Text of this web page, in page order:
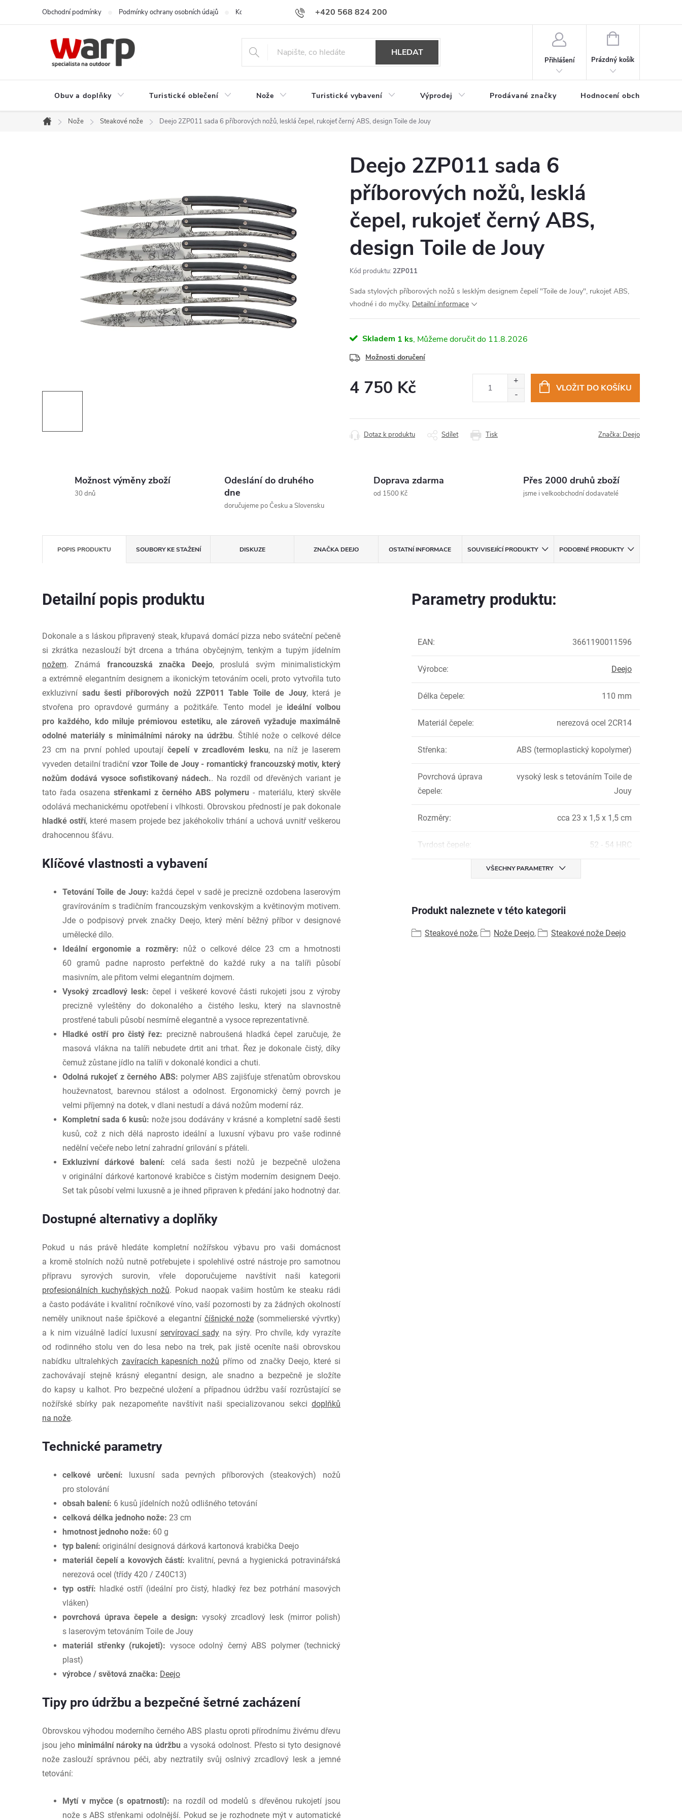
+420 568 824 200
Obchodní podmínky Podmínky ochrany osobních údajů Kontakty Doprava a platba Hodnocení obchodu
HLEDAT
Přihlášení
NÁKUPNÍ
Prázdný košík
Obuv a doplňky Turistické oblečení Nože Turistické vybavení Výprodej Prodávané značky Hodnocení obchodu
Domů
Nože Steakové nože Deejo 2ZP011 sada 6 příborových nožů, lesklá čepel, rukojeť černý ABS, design Toile de Jouy
Deejo 2ZP011 sada 6
příborových nožů, lesklá
čepel, rukojeť černý ABS,
design Toile de Jouy
Kód produktu: 2ZP011
Sada stylových příborových nožů s lesklým designem čepelí "Toile de Jouy", rukojeť ABS,
vhodné i do myčky. Detailní informace
Skladem 1 ks 11.8.2026
Možnosti doručení
4 750 Kč VLOŽIT DO KOŠÍKU
Tisk
Dotaz k produktu Sdílet Značka: Deejo
Možnost výměny zboží
30 dnů
Odeslání do druhého
dne
doručujeme po Česku a Slovensku
Doprava zdarma
od 1500 Kč
Přes 2000 druhů zboží
jsme i velkoobchodní dodavatelé
POPIS PRODUKTU SOUBORY KE STAŽENÍ DISKUZE ZNAČKADEEJO OSTATNÍ INFORMACE SOUVISEJÍCÍ PRODUKTY PODOBNÉ PRODUKTY
Detailní popis produktu
Dokonale a s láskou připravený steak, křupavá domácí pizza nebo sváteční pečeně
si zkrátka nezaslouží být drcena a trhána obyčejným, tenkým a tupým jídelním
nožem. Známá francouzská značka Deejo, proslulá svým minimalistickým
a extrémně elegantním designem a ikonickým tetováním oceli, proto vytvořila tuto
exkluzivní sadu šesti příborových nožů 2ZP011 Table Toile de Jouy, která je
stvořena pro opravdové gurmány a požitkáře. Tento model je ideální volbou
pro každého, kdo miluje prémiovou estetiku, ale zároveň vyžaduje maximálně
odolné materiály s minimálními nároky na údržbu. Štíhlé nože o celkové délce
23 cm na první pohled upoutajíčepelí v zrcadlovém lesku, na níž je laserem
vyveden detailní tradiční vzor Toile de Jouy - romantický francouzský motiv, který
nožům dodává vysoce sofistikovaný nádech.. Na rozdíl od dřevěných variant je
tato řada osazena střenkami z černého ABS polymeru - materiálu, který skvěle
odolává mechanickému opotřebení i vlhkosti. Obrovskou předností je pak dokonale
hladké ostří, které masem projede bez jakéhokoliv trhání a uchová uvnitř veškerou
drahocennou šťávu.
Klíčové vlastnosti a vybavení
Tetování Toile de Jouy: každá čepel v sadě je precizně ozdobena laserovým
gravírováním s tradičním francouzským venkovským a květinovým motivem.
Jde o podpisový prvek značky Deejo, který mění běžný příbor v designové
umělecké dílo.
Ideální ergonomie a rozměry: nůž o celkové délce 23 cm a hmotnosti
60 gramů padne naprosto perfektně do každé ruky a na talíři působí
masivním, ale přitom velmi elegantním dojmem.
Vysoký zrcadlový lesk: čepel i veškeré kovové části rukojeti jsou z výroby
precizně vyleštěny do dokonalého a čistého lesku, který na slavnostně
prostřené tabuli působí nesmírně elegantně a vysoce reprezentativně.
Hladké ostří pro čistý řez: precizně nabroušená hladká čepel zaručuje, že
masová vlákna na talíři nebudete drtit ani trhat. Řez je dokonale čistý, díky
čemuž zůstane jídlo na talíři v dokonalé kondici a chuti.
Odolná rukojeť z černého ABS: polymer ABS zajišťuje střenatům obrovskou
houževnatost, barevnou stálost a odolnost. Ergonomický černý povrch je
velmi příjemný na dotek, v dlani nestudí a dává nožům moderní ráz.
Kompletní sada 6 kusů: nože jsou dodávány v krásné a kompletní sadě šesti
kusů, což z nich dělá naprosto ideální a luxusní výbavu pro vaše rodinné
nedělní večeře nebo letní zahradní grilování s přáteli.
Exkluzivní dárkové balení: celá sada šesti nožů je bezpečně uložena
v originální dárkové kartonové krabičce s čistým moderním designem Deejo.
Set tak působí velmi luxusně a je ihned připraven k předání jako hodnotný dar.
Dostupné alternativy a doplňky
Pokud u nás právě hledáte kompletní nožířskou výbavu pro vaši domácnost
a kromě stolních nožů nutně potřebujete i spolehlivé ostré nástroje pro samotnou
přípravu syrových surovin, vřele doporučujeme navštívit naši kategorii
profesionálních kuchyňských nožů. Pokud naopak vašim hostům ke steaku rádi
a často podáváte i kvalitní ročníkové víno, vaší pozornosti by za žádných okolností
neměly uniknout naše špičkové a elegantní číšnické nože(sommelierské vývrtky)
a k nim vizuálně ladící luxusní servírovací sady na sýry. Pro chvíle, kdy vyrazíte
od rodinného stolu ven do lesa nebo na trek, pak jistě oceníte naši obrovskou
nabídku ultralehkých zavíracích kapesních nožů přímo od značky Deejo, které si
zachovávají stejně krásný elegantní design, ale snadno a bezpečně je složíte
do kapsy u kalhot. Pro bezpečné uložení a případnou údržbu vaší rozrůstající se
nožířské sbírky pak nezapomeňte navštívit naši specializovanou sekci doplňků
na nože.
Technické parametry
celkové určení: luxusní sada pevných příborových (steakových) nožů
pro stolování
obsah balení: 6 kusů jídelních nožů odlišného tetování
celková délka jednoho nože: 23 cm
hmotnost jednoho nože: 60 g
typ balení: originální designová dárková kartonová krabička Deejo
materiál čepelí a kovových částí: kvalitní, pevná a hygienická potravinářská
nerezová ocel (třídy 420 / Z40C13)
typ ostří: hladké ostří (ideální pro čistý, hladký řez bez potrhání masových
vláken)
povrchová úprava čepele a design: vysoký zrcadlový lesk (mirror polish)
s laserovým tetováním Toile de Jouy
materiál střenky (rukojeti): vysoce odolný černý ABS polymer (technický
plast)
výrobce / světová značka: Deejo
Tipy pro údržbu a bezpečné šetrné zacházení
Obrovskou výhodou moderního černého ABS plastu oproti přírodnímu živému dřevu
jsou jeho minimální nároky na údržbu a vysoká odolnost. Přesto si tyto designové
nože zaslouží správnou péči, aby neztratily svůj oslnivý zrcadlový lesk a jemné
tetování:
Mytí v myčce (s opatrností): na rozdíl od modelů s dřevěnou rukojetí jsou
nože s ABS střenkami odolnější. Pokud se je rozhodnete mýt v automatické
Parametry produktu:
EAN: 3661190011596
Výrobce: Deejo
Délka čepele: 110 mm
Materiál čepele: nerezová ocel 2CR14
Střenka: ABS (termoplastický kopolymer)
Povrchová úprava
čepele:
vysoký lesk s tetováním Toile de
Jouy
Rozměry: cca 23 x 1,5 x 1,5 cm
Tvrdost čepele: 52 - 54 HRC
VŠECHNY PARAMETRY
Produkt naleznete v této kategorii
Steakové nože, Nože Deejo, Steakové nože Deejo